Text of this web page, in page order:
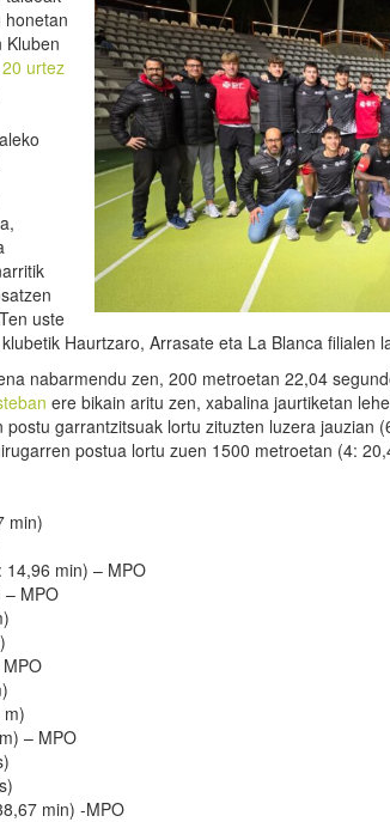
honetan
Kluben
20 urtez
uste
Haurtzaro, Arrasate eta La Blanca filialen
nabarmendu zen, 200 metroetan 22,04
ere bikain aritu zen, xabalina jaurtiketan
garrantzitsuak lortu zituzten luzera jauzian
postua lortu zuen 1500 metroetan (4:
min)
min) – MPO
– MPO
– MPO
min) -MPO